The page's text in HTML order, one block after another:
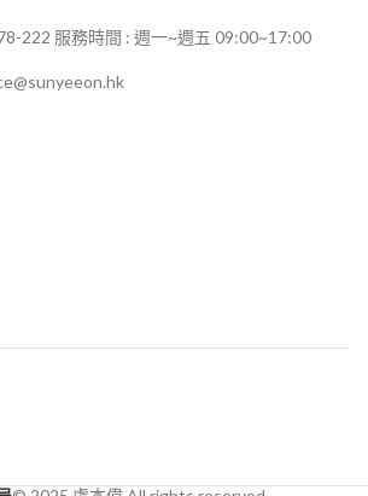
222 服務時間 : 週一~週五 09:00~17:00